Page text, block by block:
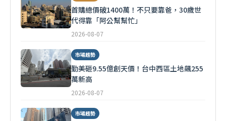
首購總價破1400萬！不只要靠爸，30歲世
代得靠「阿公幫幫忙」
2026-08-07
市場趨勢
勤美砸9.55億創天價！台中西區土地飆255
萬新高
2026-08-07
市場趨勢